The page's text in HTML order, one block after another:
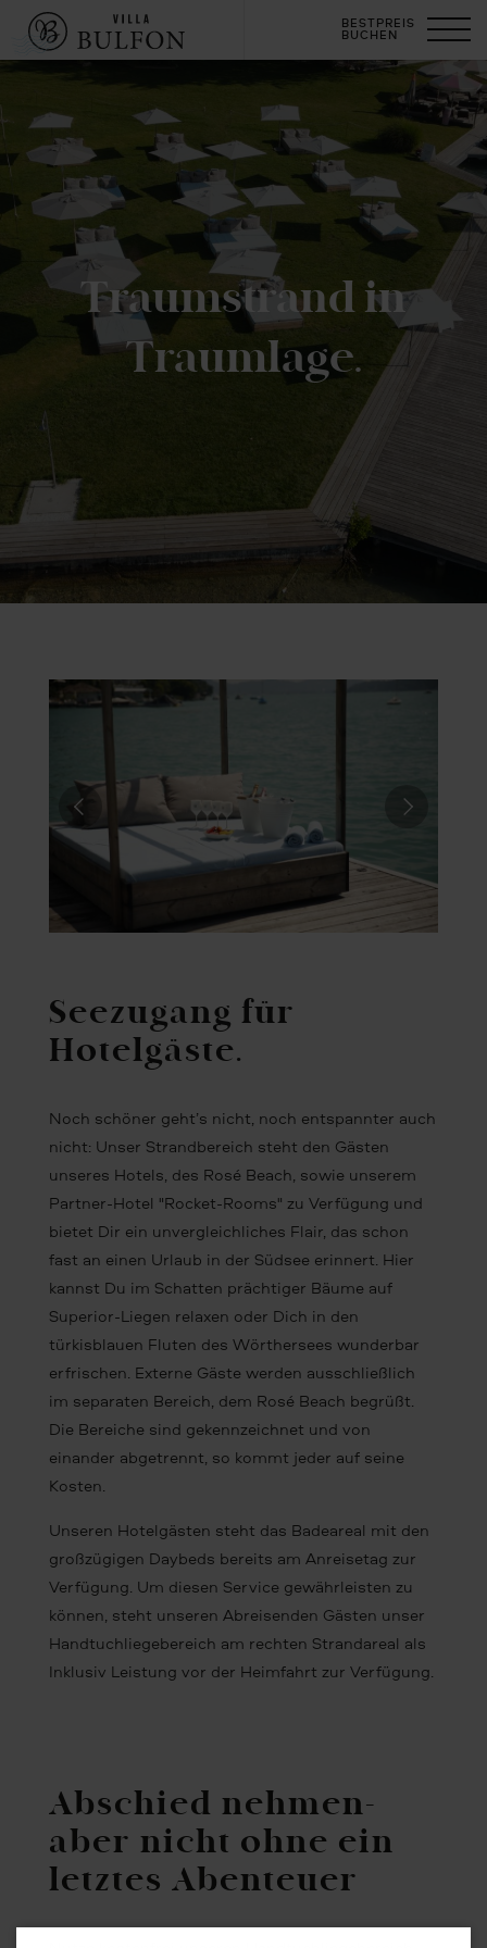
BESTPREIS
BUCHEN
Traumstrand in
Traumlage.
Seezugang für
Hotelgäste.
Noch schöner geht’s nicht, noch entspannter auch
nicht: Unser Strandbereich steht den Gästen
unseres Hotels, des Rosé Beach, sowie unserem
Partner-Hotel "Rocket-Rooms" zu Verfügung und
bietet Dir ein unvergleichliches Flair, das schon
fast an einen Urlaub in der Südsee erinnert. Hier
kannst Du im Schatten prächtiger Bäume auf
Superior-Liegen relaxen oder Dich in den
türkisblauen Fluten des Wörthersees wunderbar
erfrischen. Externe Gäste werden ausschließlich
im separaten Bereich, dem Rosé Beach begrüßt.
Die Bereiche sind gekennzeichnet und von
einander abgetrennt, so kommt jeder auf seine
Kosten.
Unseren Hotelgästen steht das Badeareal mit den
großzügigen Daybeds bereits am Anreisetag zur
Verfügung. Um diesen Service gewährleisten zu
können, steht unseren Abreisenden Gästen unser
Handtuchliegebereich am rechten Strandareal als
Inklusiv Leistung vor der Heimfahrt zur Verfügung.
Abschied nehmen-
aber nicht ohne ein
letztes Abenteuer